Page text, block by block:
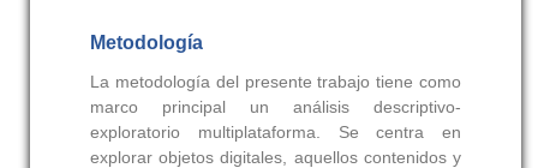
Metodología
La metodología del presente trabajo tiene como
marco principal un análisis descriptivo-
exploratorio multiplataforma. Se centra en
explorar objetos digitales, aquellos contenidos y